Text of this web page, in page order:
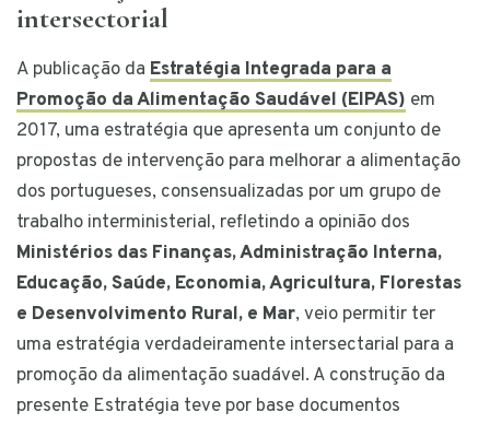
intersectorial
A publicação da Estratégia Integrada para a
Promoção da Alimentação Saudável (EIPAS) em
2017, uma estratégia que apresenta um conjunto de
propostas de intervenção para melhorar a alimentação
dos portugueses, consensualizadas por um grupo de
trabalho interministerial, refletindo a opinião dos
Ministérios das Finanças, Administração Interna,
Educação, Saúde, Economia, Agricultura, Florestas
e Desenvolvimento Rural, e Mar, veio permitir ter
uma estratégia verdadeiramente intersectarial para a
promoção da alimentação suadável. A construção da
presente Estratégia teve por base documentos